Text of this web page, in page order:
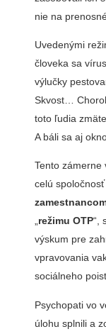
nie na
Uvedenými
človeka sa
výlučky
Skvost…
toto ľudia
A báli sa aj
Tento zámerne
celú
„režimu OTP“,
výskum pre
vpravovania
sociálneho
Psychopati vo
úlohu splnili a